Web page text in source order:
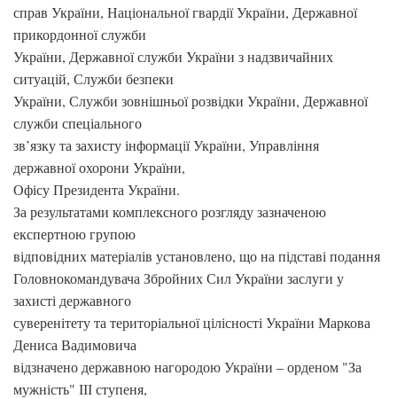
справ України, Національної гвардії України, Державної
прикордонної служби
України, Державної служби України з надзвичайних
ситуацій, Служби безпеки
України, Служби зовнішньої розвідки України, Державної
служби спеціального
зв’язку та захисту інформації України, Управління
державної охорони України,
Офісу Президента України.
За результатами комплексного розгляду зазначеною
експертною групою
відповідних матеріалів установлено, що на підставі подання
Головнокомандувача Збройних Сил України заслуги у
захисті державного
суверенітету та територіальної цілісності України Маркова
Дениса Вадимовича
відзначено державною нагородою України – орденом "За
мужність" ІІІ ступеня,